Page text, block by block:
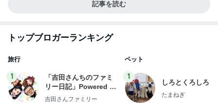
記事を読む
トップブロガーランキング
旅行
1
「吉田さんちのファミ
リー日記」Powered b
y Ameba 吉田さんファ
吉田さんファミリー
ペット
1
しろとくろしろ
たまねぎ